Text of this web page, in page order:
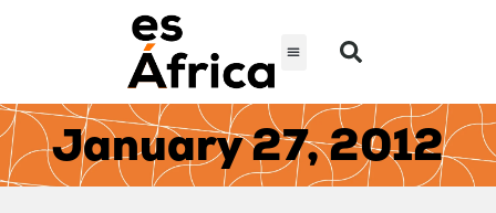
January 27, 2012